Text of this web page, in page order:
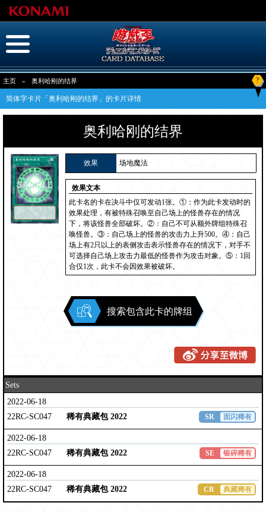
主页 » 奥利哈刚的结界 ?
简体字卡片「奥利哈刚的结界」的卡片详情
奥利哈刚的结界
效果 场地魔法
效果文本
此卡名的卡在决斗中仅可发动1张。①：作为此卡发动时的
效果处理，有被特殊召唤至自己场上的怪兽存在的情况
下，将该怪兽全部破坏。②：自己不可从额外牌组特殊召
唤怪兽。③：自己场上的怪兽的攻击力上升500。④：自己
场上有2只以上的表侧攻击表示怪兽存在的情况下，对手不
可选择自己场上攻击力最低的怪兽作为攻击对象。⑤：1回
合仅1次，此卡不会因效果被破坏。
搜索包含此卡的牌组
Sets
2022-06-18
22RC-SC047
稀有典藏包 2022 SR 面闪稀有
2022-06-18
22RC-SC047
稀有典藏包 2022 SE 银碎稀有
2022-06-18
22RC-SC047
稀有典藏包 2022 CR 典藏稀有